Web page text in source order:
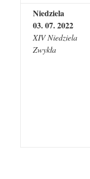
Niedziela
03. 07. 2022
XIV Niedziela
Zwykła